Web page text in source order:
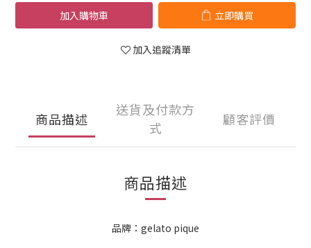
加入購物車 立即購買
加入追蹤清單
商品描述
送貨及付款方
式
顧客評價
商品描述
品牌：gelato pique